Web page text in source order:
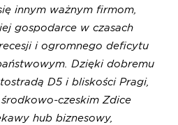
innym ważnym firmom,
gospodarce w czasach
i ogromnego deficytu
Dzięki dobremu
D5 i bliskości Pragi,
czeskim Zdice
hub biznesowy,